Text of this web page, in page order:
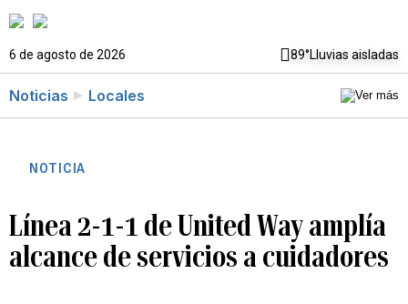
6 de agosto de 2026 89°Lluvias aisladas
Noticias Locales
NOTICIA
Línea 2-1-1 de United Way amplía
alcance de servicios a cuidadores